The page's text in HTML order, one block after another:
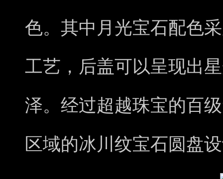
色。其中月光宝石配色
工艺，后盖可以呈现出
泽。经过超越珠宝的百
区域的冰川纹宝石圆盘